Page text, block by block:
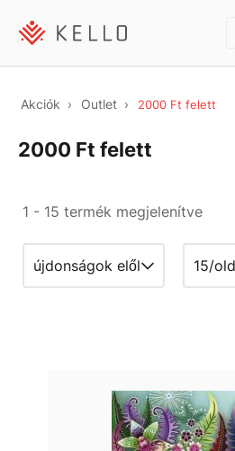
Akciók Outlet 2000 Ft felett
2000 Ft felett
1 - 15 termék megjelenítve